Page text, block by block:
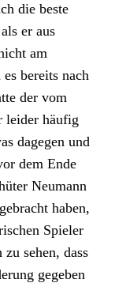
die beste
er aus
am
bereits nach
der vom
leider häufig
dagegen und
dem Ende
Neumann
haben,
Spieler
sehen, dass
gegeben